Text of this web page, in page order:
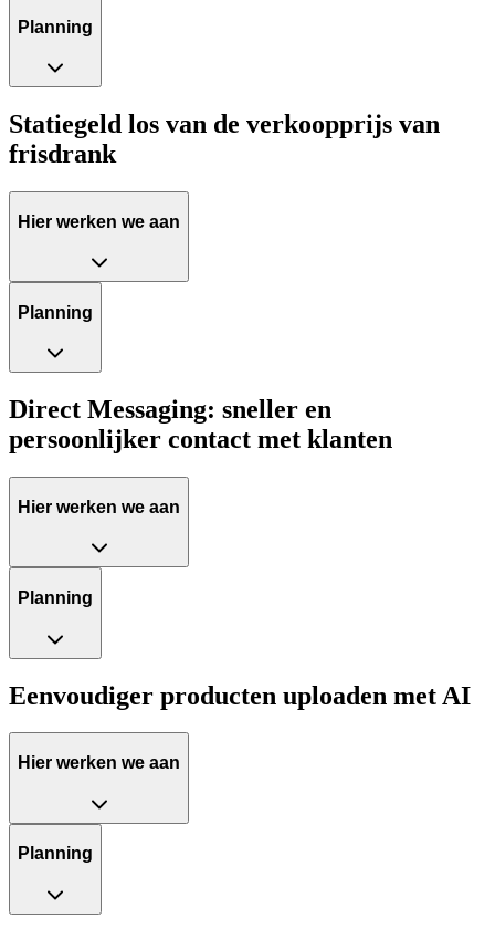
Planning
Statiegeld los van de verkoopprijs van
frisdrank
Hier werken we aan
Planning
Direct Messaging: sneller en
persoonlijker contact met klanten
Hier werken we aan
Planning
Eenvoudiger producten uploaden met AI
Hier werken we aan
Planning